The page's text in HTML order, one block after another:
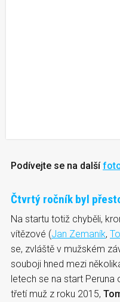
Podívejte se na další
Čtvrtý ročník byl
Na startu totiž chyběli,
vítězové (Jan Zemaník,
se, zvláště v mužském
souboji hned mezi
letech se na start Peruna
třetí muž z roku 2015,